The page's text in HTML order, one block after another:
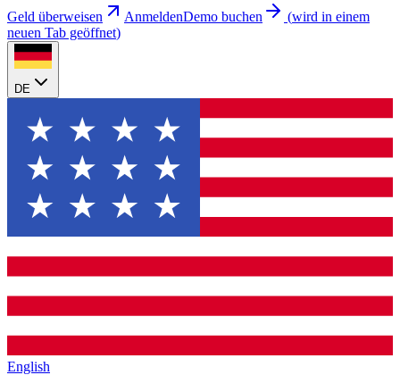
Geld überweisen
AnmeldenDemo buchen (wird in einem
neuen Tab geöffnet)
DE
English